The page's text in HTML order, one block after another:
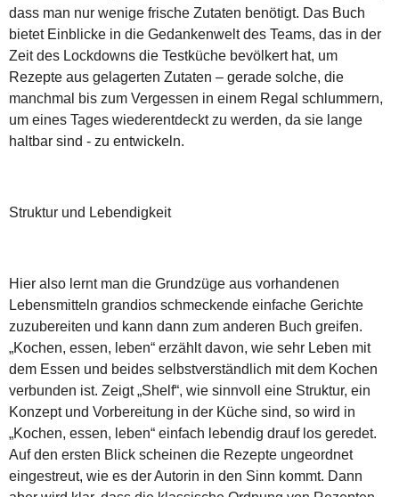
dass man nur wenige frische Zutaten benötigt. Das Buch
bietet Einblicke in die Gedankenwelt des Teams, das in der
Zeit des Lockdowns die Testküche bevölkert hat, um
Rezepte aus gelagerten Zutaten – gerade solche, die
manchmal bis zum Vergessen in einem Regal schlummern,
um eines Tages wiederentdeckt zu werden, da sie lange
haltbar sind - zu entwickeln.
Struktur und Lebendigkeit
Hier also lernt man die Grundzüge aus vorhandenen
Lebensmitteln grandios schmeckende einfache Gerichte
zuzubereiten und kann dann zum anderen Buch greifen.
„Kochen, essen, leben“ erzählt davon, wie sehr Leben mit
dem Essen und beides selbstverständlich mit dem Kochen
verbunden ist. Zeigt „Shelf“, wie sinnvoll eine Struktur, ein
Konzept und Vorbereitung in der Küche sind, so wird in
„Kochen, essen, leben“ einfach lebendig drauf los geredet.
Auf den ersten Blick scheinen die Rezepte ungeordnet
eingestreut, wie es der Autorin in den Sinn kommt. Dann